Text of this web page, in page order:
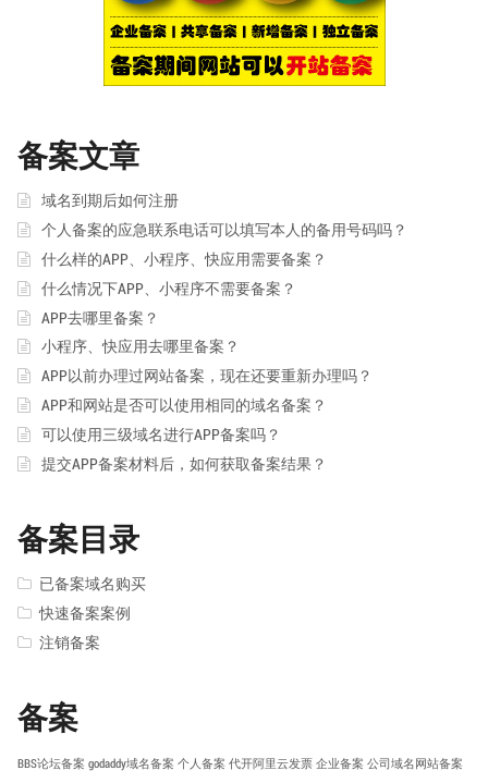
备案文章
域名到期后如何注册
个人备案的应急联系电话可以填写本人的备用号码吗？
什么样的APP、小程序、快应用需要备案？
什么情况下APP、小程序不需要备案？
APP去哪里备案？
小程序、快应用去哪里备案？
APP以前办理过网站备案，现在还要重新办理吗？
APP和网站是否可以使用相同的域名备案？
可以使用三级域名进行APP备案吗？
提交APP备案材料后，如何获取备案结果？
备案目录
已备案域名购买
快速备案案例
注销备案
备案
BBS论坛备案 godaddy域名备案 个人备案 代开阿里云发票 企业备案 公司域名网站备案